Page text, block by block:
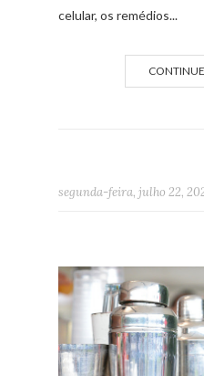
celular, os remédios...
segunda-feira, julho 22,